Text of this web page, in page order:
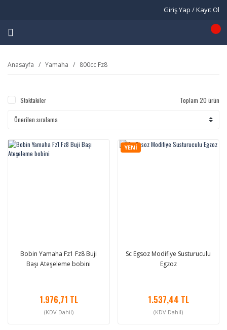
Giriş Yap / Kayıt Ol
Anasayfa Yamaha 800cc Fz8
Stoktakiler Toplam 20 ürün
Bobin Yamaha Fz1 Fz8 Buji
Başı Ateşeleme bobini
1.976,71 TL
(KDV Dahil)
YENİ
Sc Egsoz Modifiye Susturuculu
Egzoz
1.537,44 TL
(KDV Dahil)